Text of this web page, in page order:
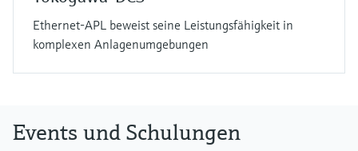
Ethernet-APL beweist seine Leistungsfähigkeit in
komplexen Anlagenumgebungen
Events und Schulungen